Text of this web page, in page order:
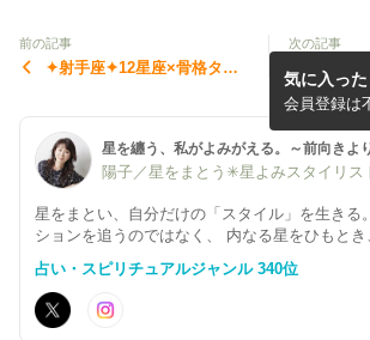
前の記事
✦射手座✦12星座×骨格タイ
次の記事
✦天秤座
プ別ファッ
陽子／星をまとう✳星よみスタイリス
星をまとい、自分だけの「スタイル」を生きる
ションを追うのではなく、 内なる星をひもと
タイル」を確立する。 50代になった今、外側よ
ながる心地よさを伝えています。
気に入っ
会員登録は
占い・スピリチュアルジャンル 340位